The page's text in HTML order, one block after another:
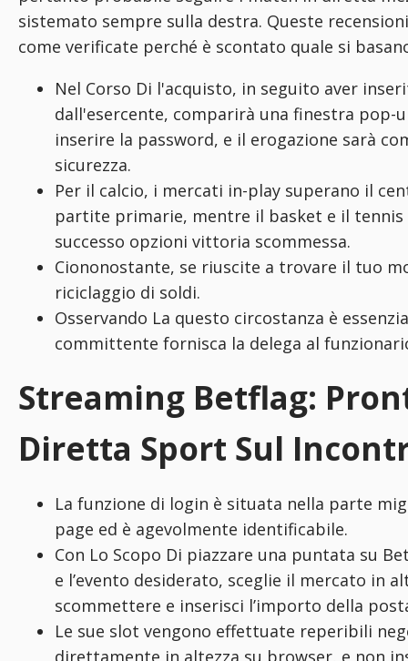
sistemato sempre sulla destra. Queste
come verificate perché è scontato quale si
Nel Corso Di l'acquisto, in seguito aver
dall'esercente, comparirà una finestra pop-
inserire la password, e il erogazione sarà
sicurezza.
Per il calcio, i mercati in-play superano il
partite primarie, mentre il basket e il tennis
successo opzioni vittoria scommessa.
Ciononostante, se riuscite a trovare il tuo
riciclaggio di soldi.
Osservando La questo circostanza è
committente fornisca la delega al
Streaming Betflag:
Diretta Sport Sul
La funzione di login è situata nella parte
page ed è agevolmente identificabile.
Con Lo Scopo Di piazzare una puntata su
e l’evento desiderato, sceglie il mercato in
scommettere e inserisci l’importo della
Le sue slot vengono effettuate reperibili
direttamente in altezza su browser, e non